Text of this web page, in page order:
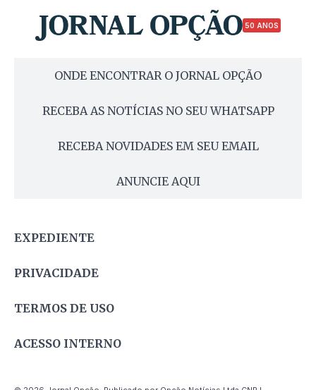
50 ANOS
ONDE ENCONTRAR O JORNAL OPÇÃO
RECEBA AS NOTÍCIAS NO SEU WHATSAPP
RECEBA NOVIDADES EM SEU EMAIL
ANUNCIE AQUI
EXPEDIENTE
PRIVACIDADE
TERMOS DE USO
ACESSO INTERNO